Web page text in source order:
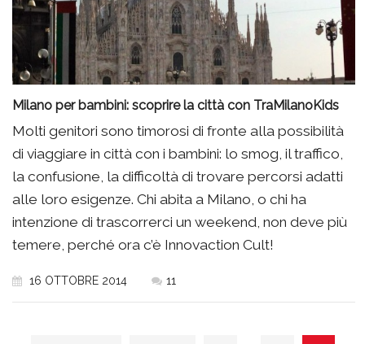
Milano per bambini: scoprire la città con TraMilanoKids
Molti genitori sono timorosi di fronte alla possibilità
di viaggiare in città con i bambini: lo smog, il traffico,
la confusione, la difficoltà di trovare percorsi adatti
alle loro esigenze. Chi abita a Milano, o chi ha
intenzione di trascorrerci un weekend, non deve più
temere, perché ora c’è Innovaction Cult!
16 OTTOBRE 2014 11